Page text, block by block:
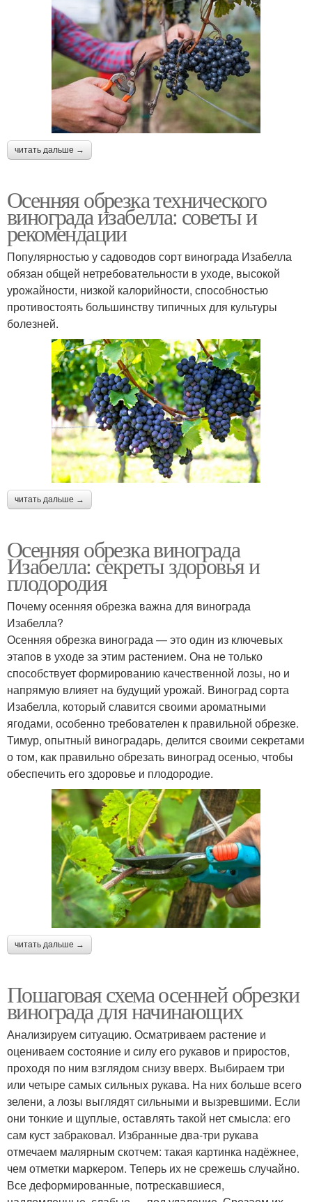
Предварительная
обрезка
Основная обрезка
читать дальше →
Осенняя обрезка технического
винограда изабелла: советы и
рекомендации
Популярностью у садоводов сорт винограда Изабелла
обязан общей нетребовательности в уходе, высокой
урожайности, низкой калорийности, способностью
противостоять большинству типичных для культуры
болезней.
читать дальше →
Осенняя обрезка винограда
Изабелла: секреты здоровья и
плодородия
Почему осенняя обрезка важна для винограда
Изабелла?
Осенняя обрезка винограда — это один из ключевых
этапов в уходе за этим растением. Она не только
способствует формированию качественной лозы, но и
напрямую влияет на будущий урожай. Виноград сорта
Изабелла, который славится своими ароматными
ягодами, особенно требователен к правильной обрезке.
Тимур, опытный виноградарь, делится своими секретами
о том, как правильно обрезать виноград осенью, чтобы
обеспечить его здоровье и плодородие.
читать дальше →
Пошаговая схема осенней обрезки
винограда для начинающих
Анализируем ситуацию. Осматриваем растение и
оцениваем состояние и силу его рукавов и приростов,
проходя по ним взглядом снизу вверх. Выбираем три
или четыре самых сильных рукава. На них больше всего
зелени, а лозы выглядят сильными и вызревшими. Если
они тонкие и щуплые, оставлять такой нет смысла: его
сам куст забраковал. Избранные два-три рукава
отмечаем малярным скотчем: такая картинка надёжнее,
чем отметки маркером. Теперь их не срежешь случайно.
Все деформированные, потрескавшиеся,